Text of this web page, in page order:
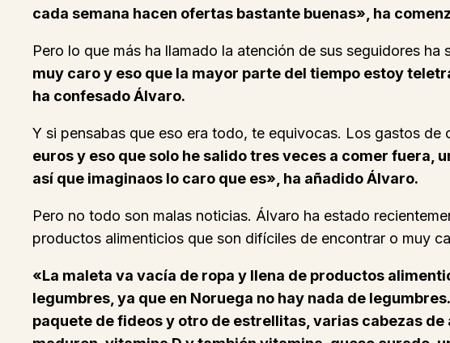
cada semana hacen ofertas bastante buenas», ha
Pero lo que más ha llamado la atención de sus seguidores
muy caro y eso que la mayor parte del tiempo estoy
ha confesado Álvaro.
Y si pensabas que eso era todo, te equivocas. Los gastos de
euros y eso que solo he salido tres veces a comer fuera,
así que imaginaos lo caro que es», ha añadido Álvaro.
Pero no todo son malas noticias. Álvaro ha estado
productos alimenticios que son difíciles de encontrar o muy
«La maleta va vacía de ropa y llena de productos
legumbres, ya que en Noruega no hay nada de
paquete de fideos y otro de estrellitas, varias cabezas